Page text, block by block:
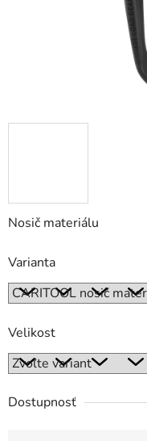
Nosič materiálu
Varianta
Velikost
Dostupnosť